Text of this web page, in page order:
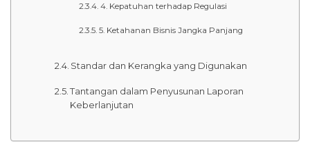
4. Kepatuhan terhadap Regulasi
5. Ketahanan Bisnis Jangka Panjang
Standar dan Kerangka yang Digunakan
Tantangan dalam Penyusunan Laporan
Keberlanjutan